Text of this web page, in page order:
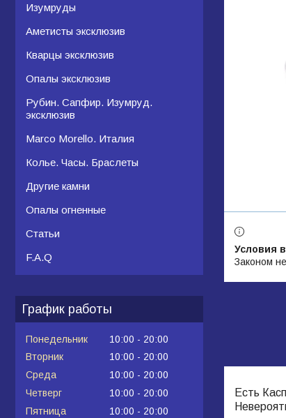
Законом
Есть
Изумруды
Аметисты эксклюзив
Кварцы эксклюзив
Опалы эксклюзив
Рубин. Сапфир. Изумруд.
эксклюзив
Marco Morello. Италия
Колье. Часы. Браслеты
Другие камни
Опалы огненные
Статьи
F.A.Q
График работы
Понедельник 10:00
20:00
Вторник
10:00
20:00
Среда
10:00
20:00
Четверг
10:00
20:00
Пятница
10:00
20:00